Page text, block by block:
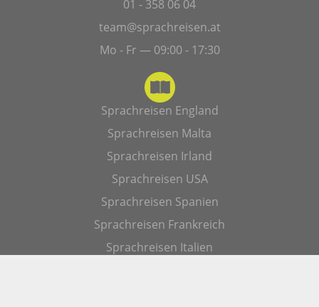
01 - 358 06 04
team@sprachreisen.at
Mo - Fr — 09:00 - 17:30
Sprachreisen England
Sprachreisen Malta
Sprachreisen Irland
Sprachreisen USA
Sprachreisen Spanien
Sprachreisen Frankreich
Sprachreisen Italien